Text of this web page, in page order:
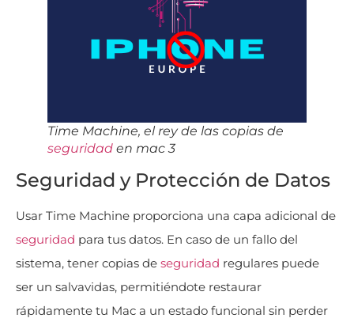
Time Machine, el rey de las copias de
seguridad en mac 3
Seguridad y Protección de Datos
Usar Time Machine proporciona una capa adicional de
seguridad para tus datos. En caso de un fallo del
sistema, tener copias de seguridad regulares puede
ser un salvavidas, permitiéndote restaurar
rápidamente tu Mac a un estado funcional sin perder